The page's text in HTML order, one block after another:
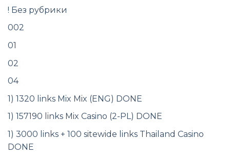
! Без рубрики
002
01
02
04
1) 1320 links Mix Mix (ENG) DONE
1) 157190 links Mix Casino (2-PL) DONE
1) 3000 links + 100 sitewide links Thailand Casino
DONE